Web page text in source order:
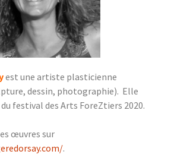
est une artiste plasticienne
dessin, photographie). Elle
festival des Arts ForeZtiers 2020.
œuvres sur
.